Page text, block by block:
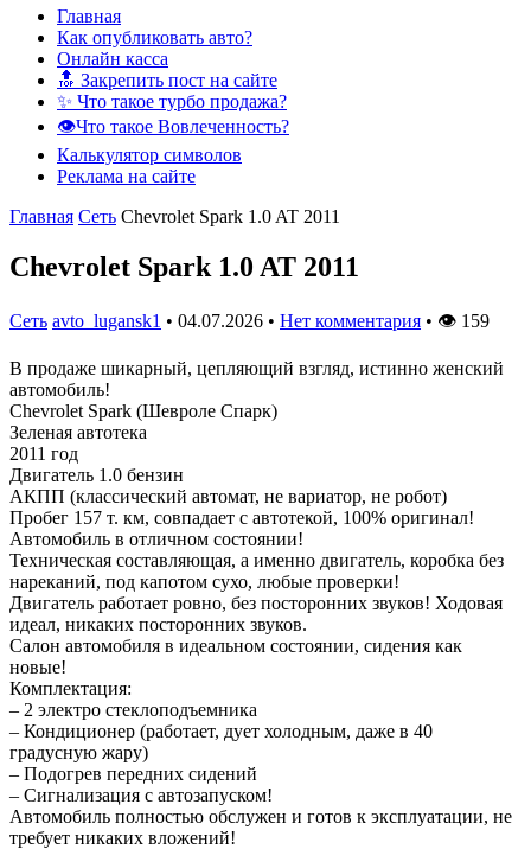
Главная
Как опубликовать авто?
Онлайн касса
🔝 Закрепить пост на сайте
✨ Что такое турбо продажа?
👁️Что такое Вовлеченность?
Калькулятор символов
Реклама на сайте
Главная Сеть Chevrolet Spark 1.0 AT 2011
Chevrolet Spark 1.0 AT 2011
Сеть avto_lugansk1 • 04.07.2026 • Нет комментария • 👁 159
В продаже шикарный, цепляющий взгляд, истинно женский
автомобиль!
Chevrolet Spark (Шевроле Спарк)
Зеленая автотека
2011 год
Двигатель 1.0 бензин
АКПП (классический автомат, не вариатор, не робот)
Пробег 157 т. км, совпадает с автотекой, 100% оригинал!
Автомобиль в отличном состоянии!
Техническая составляющая, а именно двигатель, коробка без
нареканий, под капотом сухо, любые проверки!
Двигатель работает ровно, без посторонних звуков! Ходовая
идеал, никаких посторонних звуков.
Салон автомобиля в идеальном состоянии, сидения как
новые!
Комплектация:
– 2 электро стеклоподъемника
– Кондиционер (работает, дует холодным, даже в 40
градусную жару)
– Подогрев передних сидений
– Сигнализация с автозапуском!
Автомобиль полностью обслужен и готов к эксплуатации, не
требует никаких вложений!